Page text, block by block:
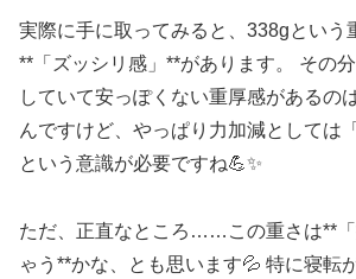
実際に手に取ってみると、338gという
**「ズッシリ感」**があります。 その
していて安っぽくない重厚感があるの
んですけど、やっぱり力加減としては
という意識が必要ですね💪✨
ただ、正直なところ……この重さは**
ゃう**かな、とも思います💦 特に寝転